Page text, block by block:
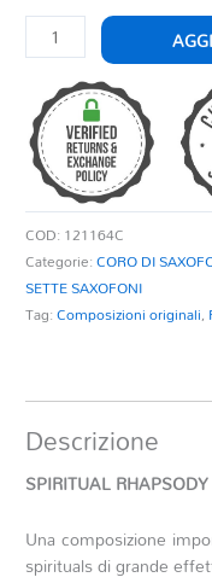
SPIRITUAL
RHAPSODY
quantità
COD: 121164C
Categorie:CORO DI
SETTE SAXOFONI
Tag:Composizioni originali,
Descrizione
SPIRITUAL RHAPSODY
Una composizione
spirituals di grande